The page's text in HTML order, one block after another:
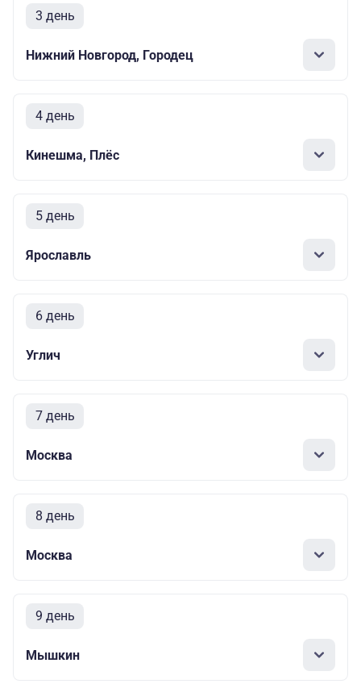
3 день
Нижний Новгород, Городец
4 день
Кинешма, Плёс
5 день
Ярославль
6 день
Углич
7 день
Москва
8 день
Москва
9 день
Мышкин